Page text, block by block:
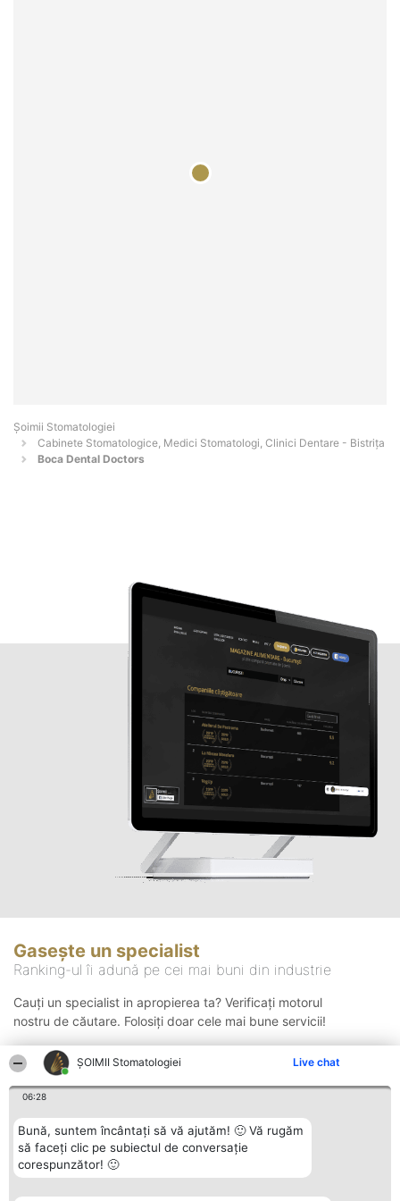
ȘOIMII Stomatologiei Live chat
06:28
Bună, suntem încântați să vă ajutăm! 🙂 Vă rugăm
să faceți clic pe subiectul de conversație
corespunzător! 🙂
Șoimii Stomatologiei
Cabinete Stomatologice, Medici Stomatologi, Clinici Dentare - Bistriţa
Boca Dental Doctors
Gasește un specialist
Ranking-ul îi adună pe cei mai buni din industrie
Cauți un specialist in apropierea ta? Verificați motorul
nostru de căutare. Folosiți doar cele mai bune servicii!